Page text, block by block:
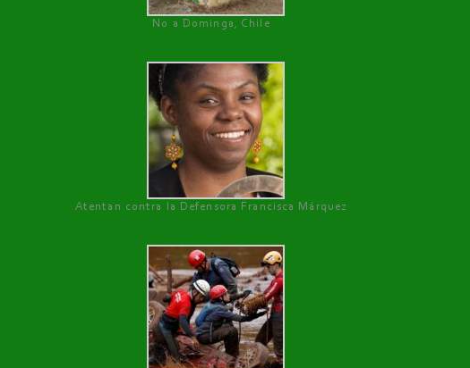
No a Dominga, Chile
Atentan contra la Defensora Francisca Márquez